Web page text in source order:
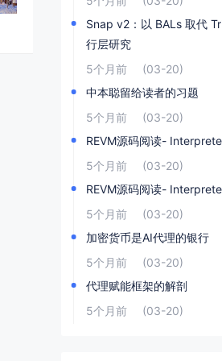
Snap v2：以 BALs 取代
行层研究
5个月前
(03-20)
中本聪留给读者的习题
5个月前
(03-20)
REVM源码阅读-
5个月前
(03-20)
REVM源码阅读-
5个月前
(03-20)
加密货币是AI代理的银行
5个月前
(03-20)
代理赋能框架的解剖
5个月前
(03-20)